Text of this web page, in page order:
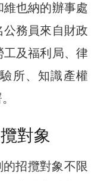
也納的辦事處
務員來自財政
及福利局、律
所、知識產權
對象
招攬對象不限